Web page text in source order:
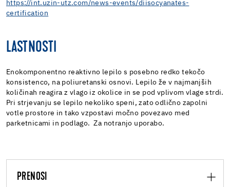
https://int.uzin-utz.com/news-events/diisocyanates-
certification
LASTNOSTI
Enokomponentno reaktivno lepilo s posebno redko tekočo
konsistenco, na poliuretanski osnovi. Lepilo že v najmanjših
količinah reagira z vlago iz okolice in se pod vplivom vlage strdi.
Pri strjevanju se lepilo nekoliko speni, zato odlično zapolni
votle prostore in tako vzpostavi močno povezavo med
parketnicami in podlago. Za notranjo uporabo.
PRENOSI